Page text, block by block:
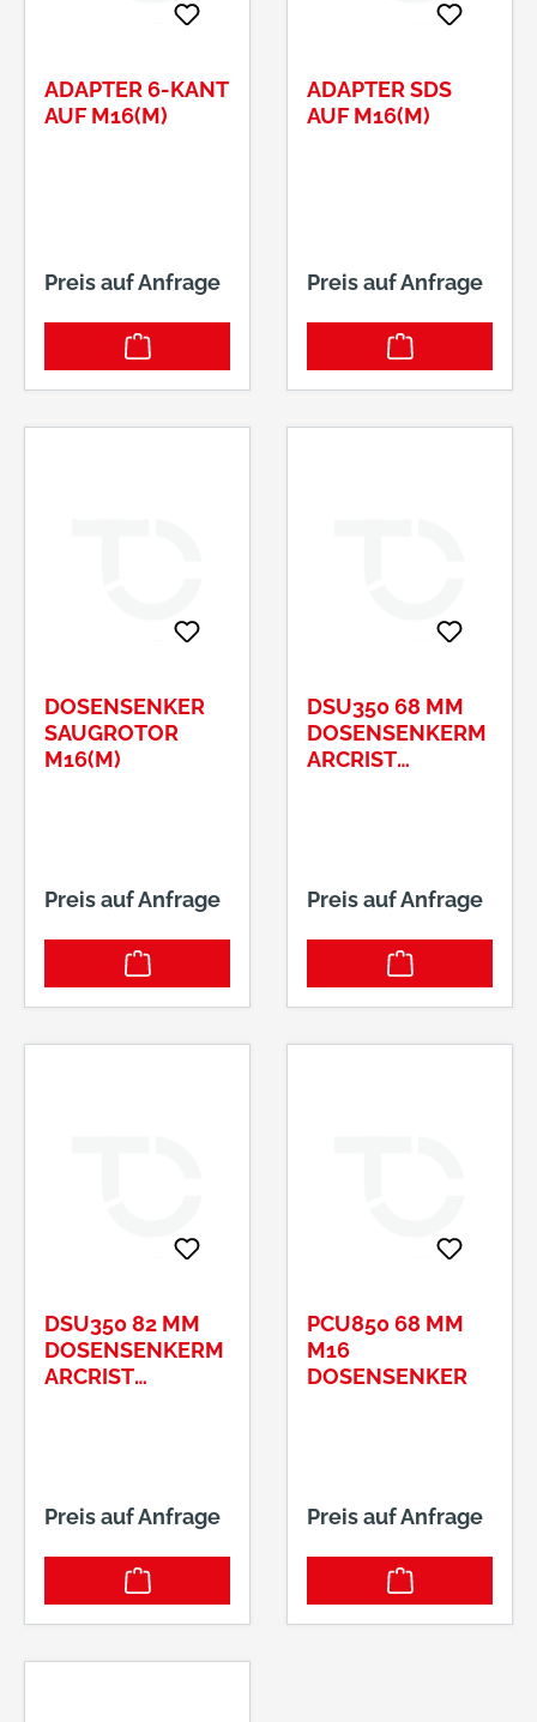
ADAPTER 6-KANT
AUF M16(M)
Preis auf Anfrage
ADAPTER SDS
AUF M16(M)
Preis auf Anfrage
DOSENSENKER
SAUGROTOR
M16(M)
Preis auf Anfrage
DSU350 68 MM
DOSENSENKERM
ARCRIST
Preis auf Anfrage
DSU350 82 MM
DOSENSENKERM
ARCRIST
Preis auf Anfrage
PCU850 68 MM
M16
DOSENSENKER
Preis auf Anfrage